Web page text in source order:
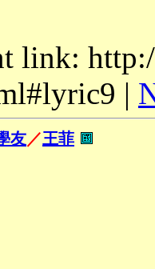
link:
|
友／王菲